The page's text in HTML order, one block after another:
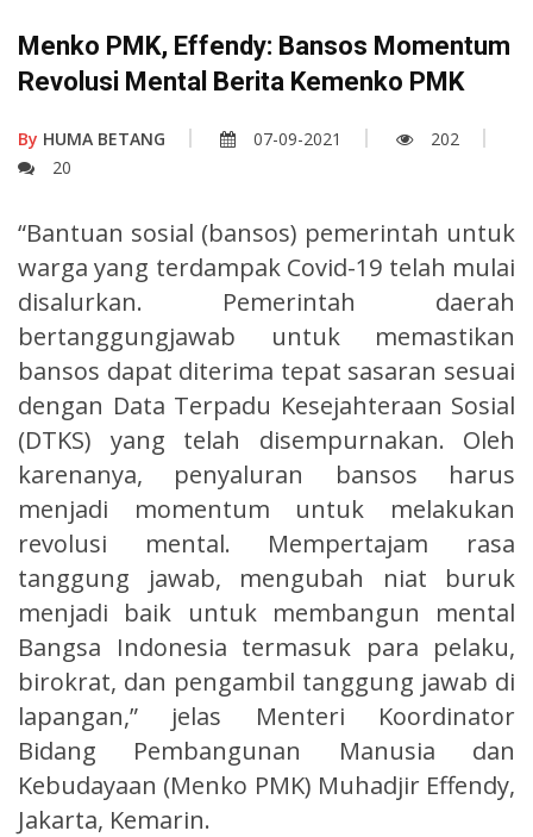
Menko PMK, Effendy: Bansos Momentum
Revolusi Mental Berita Kemenko PMK
By HUMA BETANG 07-09-2021
202
20
“Bantuan sosial (bansos) pemerintah untuk
warga yang terdampak Covid-19 telah mulai
disalurkan. Pemerintah daerah
bertanggungjawab untuk memastikan
bansos dapat diterima tepat sasaran sesuai
dengan Data Terpadu Kesejahteraan Sosial
(DTKS) yang telah disempurnakan. Oleh
karenanya, penyaluran bansos harus
menjadi momentum untuk melakukan
revolusi mental. Mempertajam rasa
tanggung jawab, mengubah niat buruk
menjadi baik untuk membangun mental
Bangsa Indonesia termasuk para pelaku,
birokrat, dan pengambil tanggung jawab di
lapangan,” jelas Menteri Koordinator
Bidang Pembangunan Manusia dan
Kebudayaan (Menko PMK) Muhadjir Effendy,
Jakarta, Kemarin.